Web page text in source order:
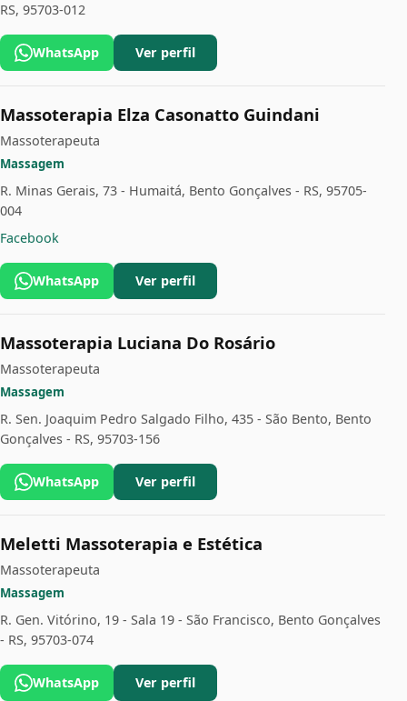
RS, 95703-012
WhatsApp Ver perfil
Massoterapia Elza Casonatto Guindani
Massoterapeuta
Massagem
R. Minas Gerais, 73 - Humaitá, Bento Gonçalves - RS, 95705-
004
Facebook
WhatsApp Ver perfil
Massoterapia Luciana Do Rosário
Massoterapeuta
Massagem
R. Sen. Joaquim Pedro Salgado Filho, 435 - São Bento, Bento
Gonçalves - RS, 95703-156
WhatsApp Ver perfil
Meletti Massoterapia e Estética
Massoterapeuta
Massagem
R. Gen. Vitórino, 19 - Sala 19 - São Francisco, Bento Gonçalves
- RS, 95703-074
WhatsApp Ver perfil